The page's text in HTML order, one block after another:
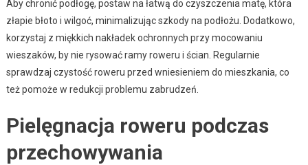
Aby chronić podłogę, postaw na łatwą do czyszczenia matę, która
złapie błoto i wilgoć, minimalizując szkody na podłożu. Dodatkowo,
korzystaj z miękkich nakładek ochronnych przy mocowaniu
wieszaków, by nie rysować ramy roweru i ścian. Regularnie
sprawdzaj czystość roweru przed wniesieniem do mieszkania, co
też pomoże w redukcji problemu zabrudzeń.
Pielęgnacja roweru podczas
przechowywania